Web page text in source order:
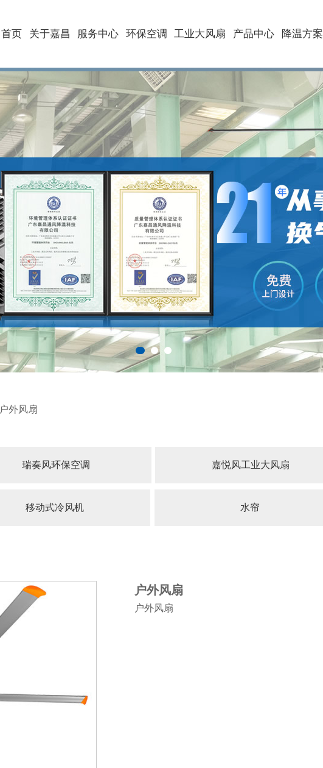
首页 关于嘉昌 服务中心 环保空调 工业大风扇 产品中心 降温方案
户外风扇
瑞奏风环保空调 嘉悦风工业大风扇
移动式冷风机 水帘
户外风扇
户外风扇